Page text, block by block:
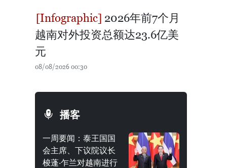
2026年前7个月
越南对外投资总额达23.6亿美
元
08/08/2026 00:30
播客
一周要闻：泰王国国
会主席、下议院议长
梭蓬·乍兰对越南进行